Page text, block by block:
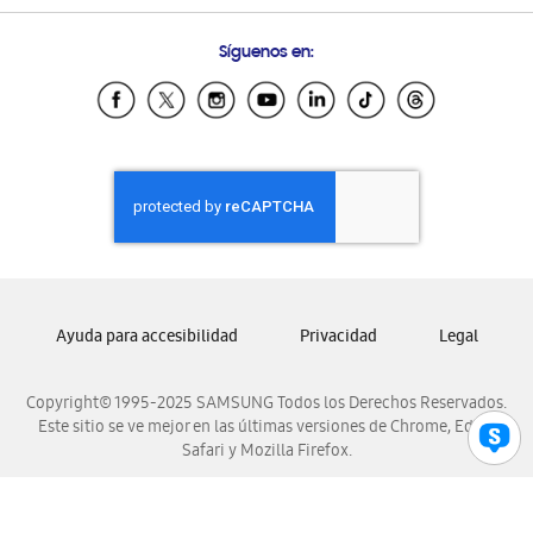
Samsung Ecuador
Samsung El Salvador
Samsung Honduras
Samsung Nicaragua
Samsung Panamá
Samsung Venezuela
Síguenos en:
Copyright© 1995-2025 SAMSUNG Todos los Derechos Reservados.
Este sitio se ve mejor en las últimas versiones de Chrome, Edge,
Safari y Mozilla Firefox.
Ayuda para accesibilidad Privacidad Legal